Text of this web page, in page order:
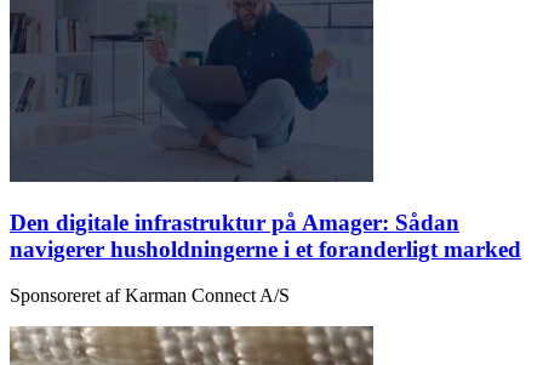
Den digitale infrastruktur på Amager: Sådan
navigerer husholdningerne i et foranderligt marked
Sponsoreret af Karman Connect A/S